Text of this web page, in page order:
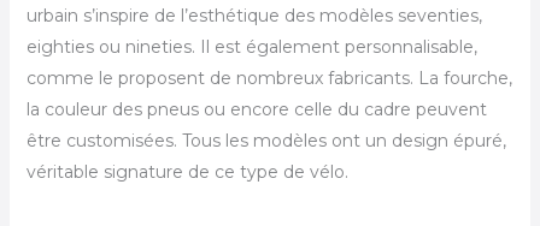
urbain s’inspire de l’esthétique des modèles seventies,
eighties ou nineties. Il est également personnalisable,
comme le proposent de nombreux fabricants. La fourche,
la couleur des pneus ou encore celle du cadre peuvent
être customisées. Tous les modèles ont un design épuré,
véritable signature de ce type de vélo.